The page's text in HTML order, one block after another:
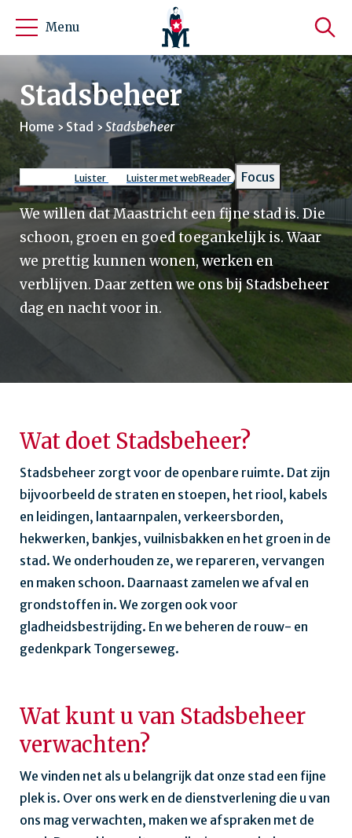
Menu
Stadsbeheer
Kruimelpad
Home Stad Stadsbeheer
Luister Luister met webReader Focus
We willen dat Maastricht een fijne stad is. Die
schoon, groen en goed toegankelijk is. Waar
we prettig kunnen wonen, werken en
verblijven. Daar zetten we ons bij Stadsbeheer
dag en nacht voor in.
Wat doet Stadsbeheer?
Stadsbeheer zorgt voor de openbare ruimte. Dat zijn
bijvoorbeeld de straten en stoepen, het riool, kabels
en leidingen, lantaarnpalen, verkeersborden,
hekwerken, bankjes, vuilnisbakken en het groen in de
stad. We onderhouden ze, we repareren, vervangen
en maken schoon. Daarnaast zamelen we afval en
grondstoffen in. We zorgen ook voor
gladheidsbestrijding. En we beheren de rouw- en
gedenkpark Tongerseweg.
Wat kunt u van Stadsbeheer
verwachten?
We vinden net als u belangrijk dat onze stad een fijne
plek is. Over ons werk en de dienstverlening die u van
ons mag verwachten, maken we afspraken met de